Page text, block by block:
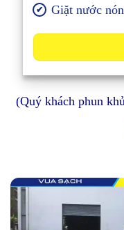
✔ Giặt nước
(Quý khách phun